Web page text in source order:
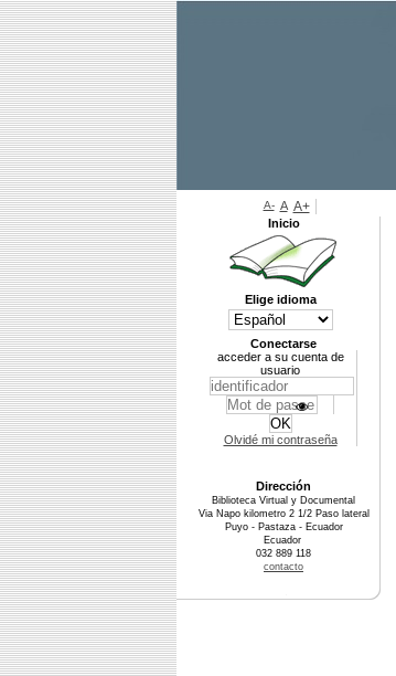
A- A A+
Inicio
Elige idioma
Conectarse
acceder a su cuenta de
usuario
Olvidé mi contraseña
Dirección
Biblioteca Virtual y Documental
Via Napo kilometro 2 1/2 Paso lateral
Puyo - Pastaza - Ecuador
Ecuador
032 889 118
contacto